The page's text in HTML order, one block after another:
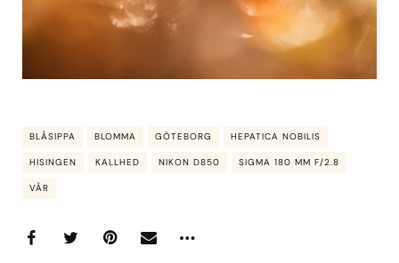
BLÅSIPPA BLOMMA GÖTEBORG HEPATICA NOBILIS
HISINGEN KALLHED NIKON D850 SIGMA 180 MM F/2.8
VÅR